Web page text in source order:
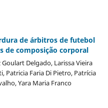
de árbitros de futebol
de composição corporal
Delgado, Larissa Vieira
Patricia Faria Di Pietro, Patrícia
Yara Maria Franco